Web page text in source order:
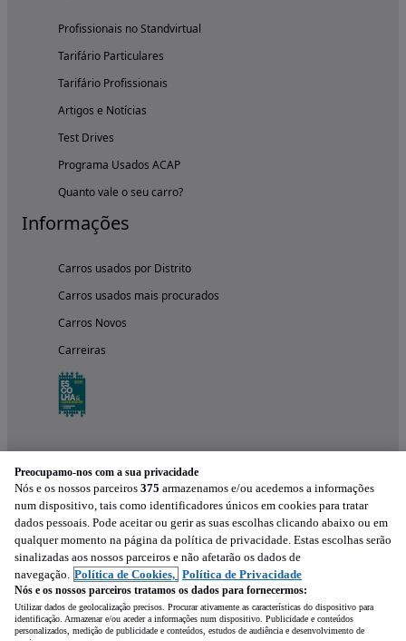
Profissionais no Standvirtual
Tarifário Particulares
Tarifário Profissionais
Artigos e Notícias
Test Drives
Programa Usados ACAP
Quanto vale o seu carro?
Informações
Carros usados por Distrito
Carros usados mais procurados
Carros Novos
Carreiras
Experimenta a aplicação
Preocupamo-nos com a sua privacidade
Nós e os nossos parceiros 375 armazenamos e/ou acedemos a informações
num dispositivo, tais como identificadores únicos em cookies para tratar
dados pessoais. Pode aceitar ou gerir as suas escolhas clicando abaixo ou em
qualquer momento na página da política de privacidade. Estas escolhas serão
sinalizadas aos nossos parceiros e não afetarão os dados de
navegação. Política de Cookies, Política de Privacidade
Nós e os nossos parceiros tratamos os dados para fornecermos:
Utilizar dados de geolocalização precisos. Procurar ativamente as características do dispositivo para
identificação. Armazenar e/ou aceder a informações num dispositivo. Publicidade e conteúdos
personalizados, medição de publicidade e conteúdos, estudos de audiência e desenvolvimento de